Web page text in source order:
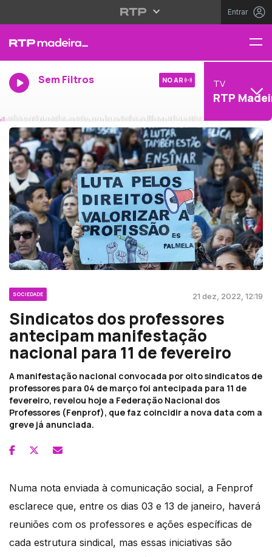
Entrar
Sem Filtros NO AR TV
RTP
SOCIEDADE 21 dez, 2022, 12:19
Sindicatos dos professores
antecipam manifestação
nacional para 11 de fevereiro
A manifestação nacional convocada por oito sindicatos de
professores para 04 de março foi antecipada para 11 de
fevereiro, revelou hoje a Federação Nacional dos
Professores (Fenprof), que faz coincidir a nova data com a
greve já anunciada.
Numa nota enviada à comunicação social, a Fenprof
esclarece que, entre os dias 03 e 13 de janeiro, haverá
reuniões com os professores e ações específicas de
cada estrutura sindical, mas essas iniciativas são